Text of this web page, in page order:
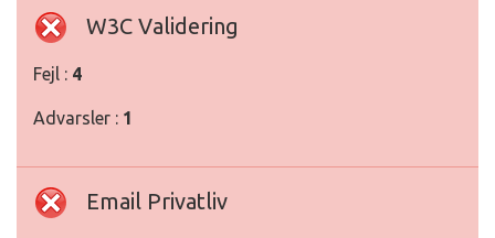
W3C Validering
Fejl : 4
Advarsler : 1
Email Privatliv